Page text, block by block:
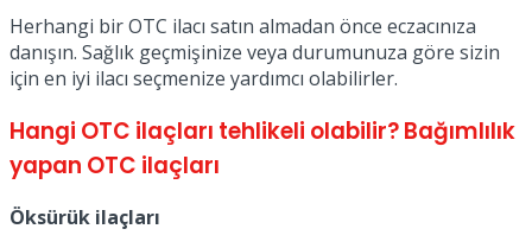
Herhangi bir OTC ilacı satın almadan önce eczacınıza
danışın. Sağlık geçmişinize veya durumunuza göre sizin
için en iyi ilacı seçmenize yardımcı olabilirler.
Hangi OTC ilaçları tehlikeli olabilir? Bağımlılık
yapan OTC ilaçları
Öksürük ilaçları